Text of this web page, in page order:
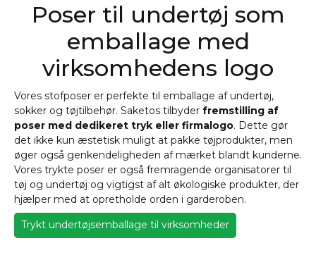
Poser til undertøj som
emballage med
virksomhedens logo
Vores stofposer er perfekte til emballage af undertøj,
sokker og tøjtilbehør. Saketos tilbyder fremstilling af
poser med dedikeret tryk eller firmalogo. Dette gør
det ikke kun æstetisk muligt at pakke tøjprodukter, men
øger også genkendeligheden af mærket blandt kunderne.
Vores trykte poser er også fremragende organisatorer til
tøj og undertøj og vigtigst af alt økologiske produkter, der
hjælper med at opretholde orden i garderoben.
Trykt undertøjsemballage til virksomheder